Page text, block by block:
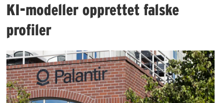
KI-modeller opprettet falske
profiler